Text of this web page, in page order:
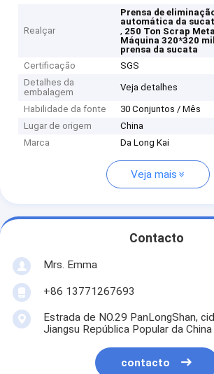
Realçar
Prensa de
automática da
, 250 Ton Scrap
Máquina 320*320
prensa da sucata
Certificação
SGS
Detalhes da
embalagem
Veja detalhes
Habilidade da fonte
30 Conjuntos / Mês
Lugar de origem
China
Marca
Da Long Kai
Veja mais
Contacto
Mrs. Emma
+86 13771267693
Estrada de NO.29 PanLongShan,
Jiangsu República Popular da China
contacto